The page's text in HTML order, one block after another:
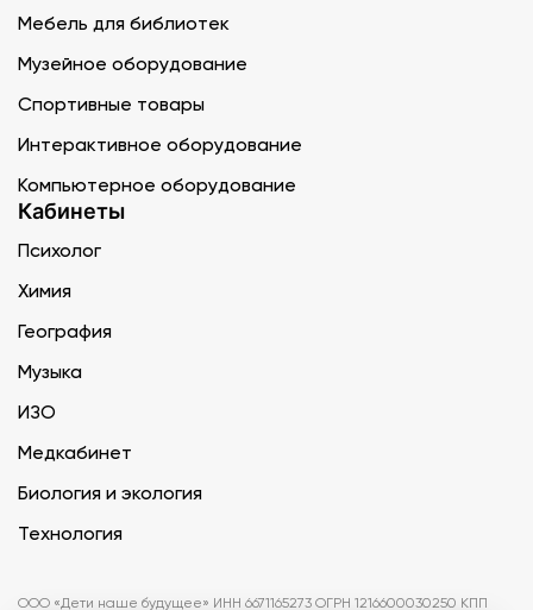
Мебель для библиотек
Музейное оборудование
Спортивные товары
Интерактивное оборудование
Компьютерное оборудование
Кабинеты
Психолог
Химия
География
Музыка
ИЗО
Медкабинет
Биология и экология
Технология
ООО «Дети наше будущее» ИНН 6671165273 ОГРН 1216600030250 КПП